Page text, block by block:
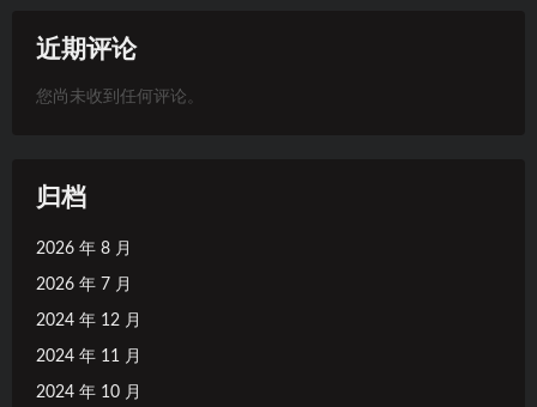
近期评论
您尚未收到任何评论。
归档
2026 年 8 月
2026 年 7 月
2024 年 12 月
2024 年 11 月
2024 年 10 月